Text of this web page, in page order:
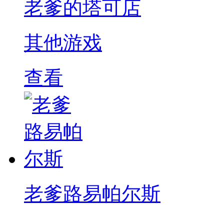
老爹的塔可店
其他游戏
查看
老爹路易帕尔斯